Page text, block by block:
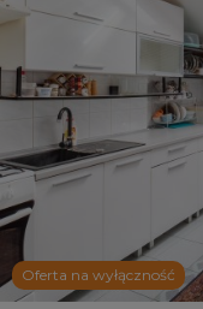
Oferta na wyłączność